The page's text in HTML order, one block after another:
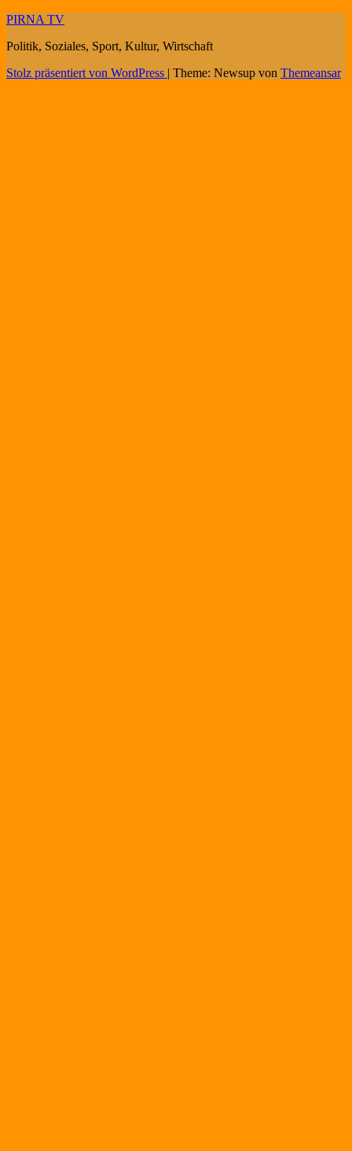
PIRNA TV
Politik, Soziales, Sport, Kultur, Wirtschaft
Stolz präsentiert von WordPress | Theme: Newsup von Themeansar